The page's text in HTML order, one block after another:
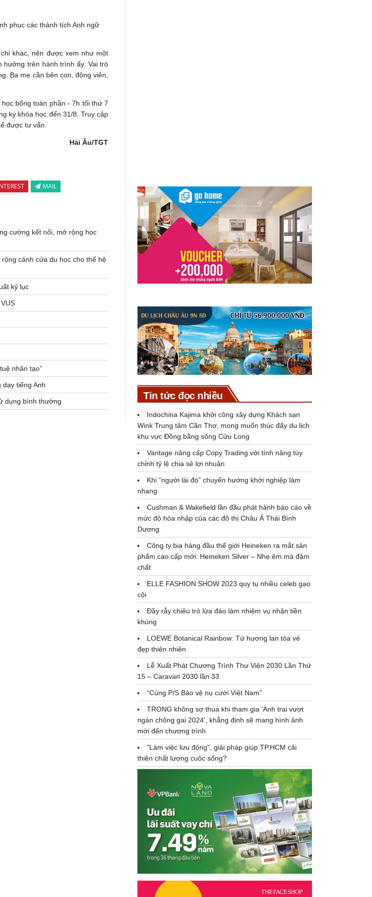
phục các thành tích Anh ngữ
khác, nên được xem như một
hưởng trên hành trình ấy. Vai trò
Ba mẹ cần bên con, động viên,
bổng toàn phần - 7h tối thứ 7
ký khóa học đến 31/8. Truy cập
được tư vấn.
Hải Âu/TGT
MAIL
cường kết nối, mở rộng học
cánh cửa du học cho thế hệ
kỷ lục
nhân tạo”
tiếng Anh
dụng bình thường Tin tức đọc nhiều
Indochina Kajima khởi công xây dựng Khách sạn
Wink Trung tâm Cần Thơ, mong muốn thúc đẩy du lịch
khu vực Đồng bằng sông Cửu Long
Vantage nâng cấp Copy Trading với tính năng tùy
chỉnh tỷ lệ chia sẻ lợi nhuận
Khi “người lái đò” chuyển hướng khởi nghiệp làm
nhang
Cushman & Wakefield lần đầu phát hành báo cáo về
mức độ hòa nhập của các đô thị Châu Á Thái Bình
Dương
Công ty bia hàng đầu thế giới Heineken ra mắt sản
phẩm cao cấp mới: Heineken Silver – Nhẹ êm mà đậm
chất
ELLE FASHION SHOW 2023 quy tụ nhiều celeb gạo
cội
Đầy rẫy chiêu trò lừa đảo làm nhiệm vụ nhận tiền
khủng
LOEWE Botanical Rainbow: Tứ hương lan tỏa vẻ
đẹp thiên nhiên
Lễ Xuất Phát Chương Trình Thư Viện 2030 Lần Thứ
15 – Caravan 2030 lần 33
“Cùng P/S Bảo vệ nụ cười Việt Nam”
TRONG không sợ thua khi tham gia 'Anh trai vượt
ngàn chông gai 2024', khẳng định sẽ mang hình ảnh
mới đến chương trình
"Làm việc lưu động", giải pháp giúp TP.HCM cải
thiện chất lượng cuộc sống?